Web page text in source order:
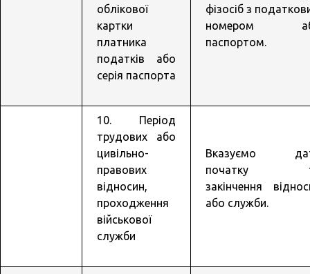
облікової
картки
платника
податків або
серія паспорта
фізосіб з
номером
паспортом.
10. Період
трудових або
цивільно-
правових
відносин,
проходження
військової
служби
Вказуємо
початку
закінчення
або служби.